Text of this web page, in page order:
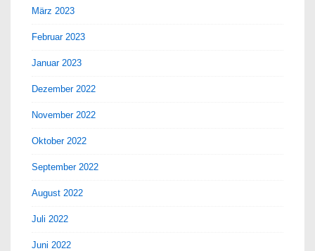
März 2023
Februar 2023
Januar 2023
Dezember 2022
November 2022
Oktober 2022
September 2022
August 2022
Juli 2022
Juni 2022